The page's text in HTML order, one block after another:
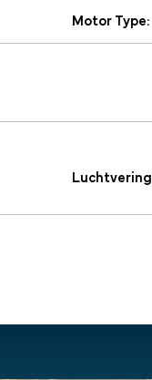
Motor Type:
Luchtvering